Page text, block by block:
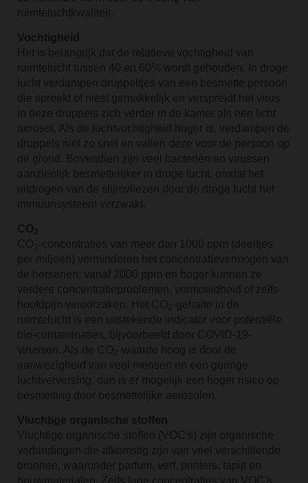
ruimteluchtkwaliteit.
Vochtigheid
Het is belangrijk dat de relatieve vochtigheid van
ruimtelucht tussen 40 en 60% wordt gehouden. In droge
lucht verdampen druppeltjes van een besmette persoon
die spreekt of niest gemakkelijk en verspreidt het virus
in deze druppels zich verder in de kamer als een licht
aerosol. Als de luchtvochtigheid hoger is, verdampen de
druppels niet zo snel en vallen deze voor de persoon op
de grond. Bovendien zijn veel bacteriën en virussen
aanzienlijk besmettelijker in droge lucht, omdat het
uitdrogen van de slijmvliezen door de droge lucht het
immuunsysteem verzwakt.
CO2
CO -concentraties van meer dan 1000 ppm (deeltjes
per miljoen) verminderen het concentratievermogen van
de hersenen; vanaf 2000 ppm en hoger kunnen ze
verdere concentratieproblemen, vermoeidheid of zelfs
hoofdpijn veroorzaken. Het CO -gehalte in de
ruimtelucht is een uitstekende indicator voor potentiële
bio-contaminaties, bijvoorbeeld door COVID-19-
virussen. Als de CO -waarde hoog is door de
aanwezigheid van veel mensen en een geringe
luchtverversing, dan is er mogelijk een hoger risico op
besmetting door besmettelijke aerosolen.
Vluchtige organische stoffen
Vluchtige organische stoffen (VOC's) zijn organische
verbindingen die afkomstig zijn van veel verschillende
bronnen, waaronder parfum, verf, printers, tapijt en